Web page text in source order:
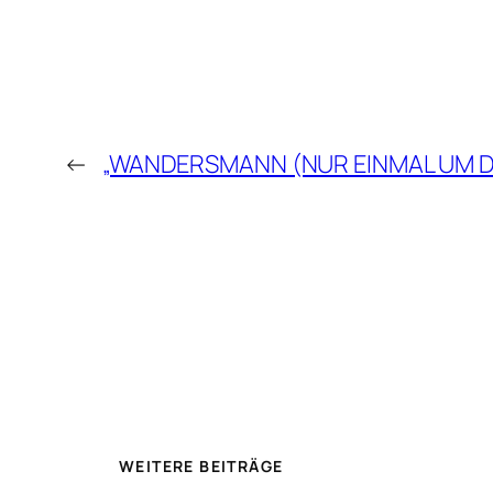
← „WANDERSMANN (NUR EINMAL UM
WEITERE BEITRÄGE